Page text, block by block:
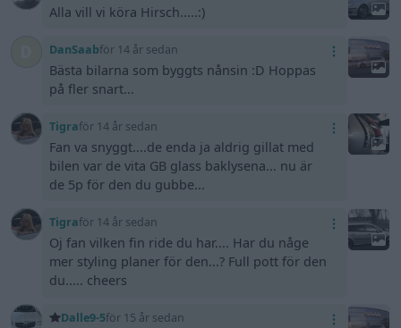
Alla vill vi köra Hirsch.....:)
DanSaabför 14 år sedan
Bästa bilarna som byggts nånsin :D Hoppas
på fler snart...
Tigraför 14 år sedan
Fan va snyggt....de enda ja aldrig gillat med
bilen var de vita GB glass baklysena... nu är
de 5p för den du gubbe...
Tigraför 14 år sedan
Oj fan vilken fin ride du har.... Har du någe
mer styling planer för den...? Full pott för den
du..... cheers
Dalle9-5för 15 år sedan